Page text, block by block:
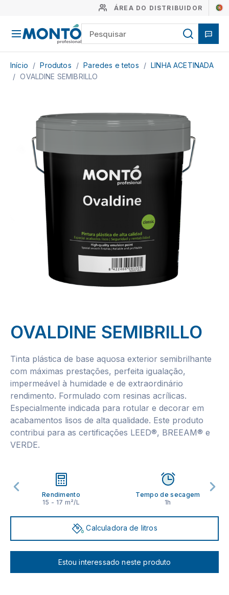
ÁREA DO DISTRIBUIDOR
Início / Produtos / Paredes e tetos / LINHA ACETINADA
/ OVALDINE SEMIBRILLO
OVALDINE SEMIBRILLO
Tinta plástica de base aquosa exterior semibrilhante
com máximas prestações, perfeita igualação,
impermeável à humidade e de extraordinário
rendimento. Formulado com resinas acrílicas.
Especialmente indicada para rotular e decorar em
acabamentos lisos de alta qualidade. Este produto
contribui para as certificações LEED®, BREEAM® e
VERDE.
Rendimento
15 - 17 m²/L
Tempo de secagem
1h
Calculadora de litros
Estou interessado neste produto